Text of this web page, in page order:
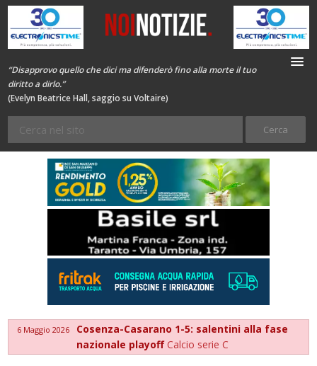
“Disapprovo quello che dici ma difenderò fino alla morte il tuo
diritto a dirlo.”
(Evelyn Beatrice Hall, saggio su Voltaire)
6 Maggio 2026
Cosenza-Casarano 1-5: salentini alla fase
nazionale playoffCalcio serie C